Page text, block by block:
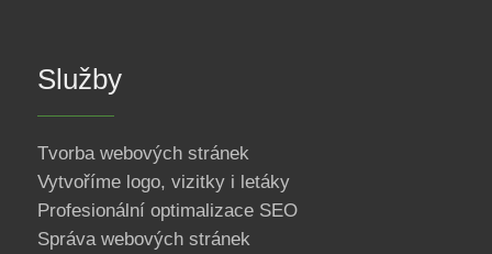
Služby
Tvorba webových stránek
Vytvoříme logo, vizitky i letáky
Profesionální optimalizace SEO
Správa webových stránek